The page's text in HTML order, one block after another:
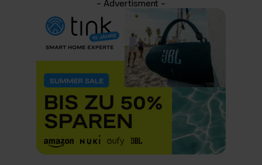
- Advertisment -